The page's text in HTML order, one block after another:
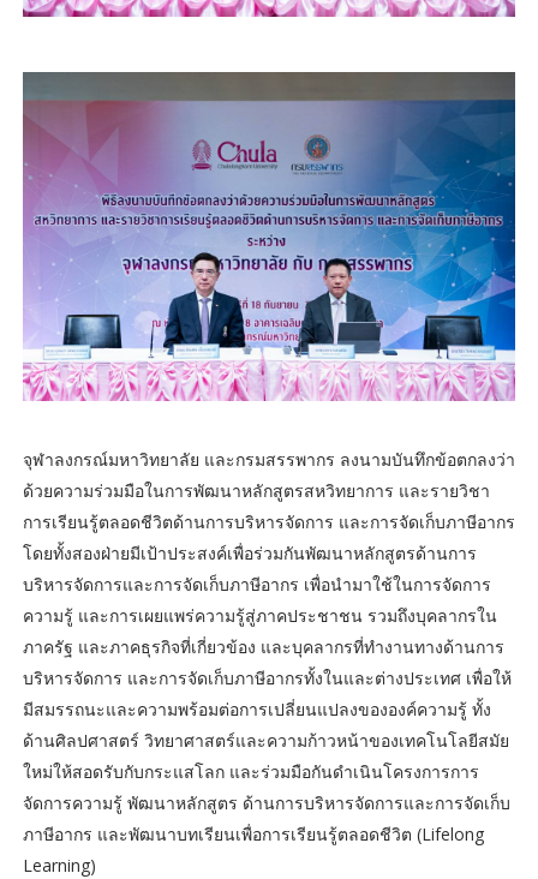
จุฬาลงกรณ์มหาวิทยาลัย และกรมสรรพากร ลงนามบันทึกข้อตกลงว่า
ด้วยความร่วมมือในการพัฒนาหลักสูตรสหวิทยาการ และรายวิชา
การเรียนรู้ตลอดชีวิตด้านการบริหารจัดการ และการจัดเก็บภาษีอากร
โดยทั้งสองฝ่ายมีเป้าประสงค์เพื่อร่วมกันพัฒนาหลักสูตรด้านการ
บริหารจัดการและการจัดเก็บภาษีอากร เพื่อนำมาใช้ในการจัดการ
ความรู้ และการเผยแพร่ความรู้สู่ภาคประชาชน รวมถึงบุคลากรใน
ภาครัฐ และภาคธุรกิจที่เกี่ยวข้อง และบุคลากรที่ทำงานทางด้านการ
บริหารจัดการ และการจัดเก็บภาษีอากรทั้งในและต่างประเทศ เพื่อให้
มีสมรรถนะและความพร้อมต่อการเปลี่ยนแปลงขององค์ความรู้ ทั้ง
ด้านศิลปศาสตร์ วิทยาศาสตร์และความก้าวหน้าของเทคโนโลยีสมัย
ใหม่ให้สอดรับกับกระแสโลก และร่วมมือกันดำเนินโครงการการ
จัดการความรู้ พัฒนาหลักสูตร ด้านการบริหารจัดการและการจัดเก็บ
ภาษีอากร และพัฒนาบทเรียนเพื่อการเรียนรู้ตลอดชีวิต (Lifelong
Learning)